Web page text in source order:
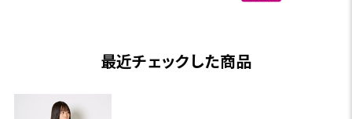
最近チェックした商品